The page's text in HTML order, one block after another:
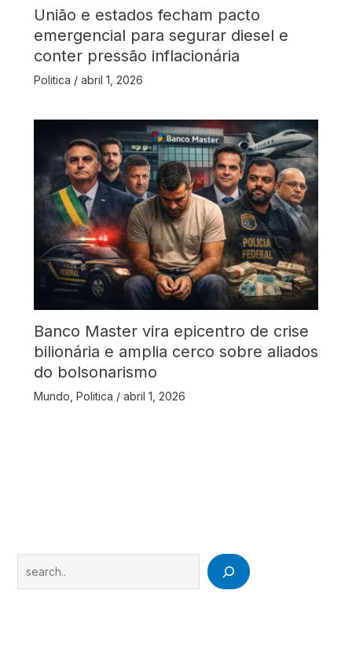
União e estados fecham pacto
emergencial para segurar diesel e
conter pressão inflacionária
Politica / abril 1, 2026
Banco Master vira epicentro de crise
bilionária e amplia cerco sobre aliados
do bolsonarismo
Mundo Politica / abril 1, 2026